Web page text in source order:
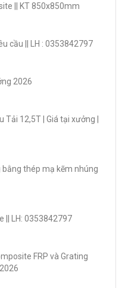
|| KT 850x850mm
cầu || LH : 0353842797
2026
Tải 12,5T | Giá tại xưởng |
thép mạ kẽm nhúng
|| LH: 0353842797
FRP và Grating